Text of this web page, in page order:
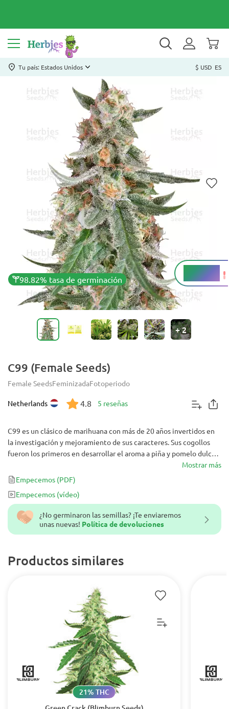
Tu país: Estados Unidos $ USD ES
98.82% tasa de germinación
15 - 20%
THC
+2
C99 (Female Seeds)
Female SeedsFeminizadaFotoperiodo
Netherlands 4.8 5 reseñas
¿No germinaron las semillas? ¡Te enviaremos
unas nuevas! Política de devoluciones
Productos similares
21% THC
C99 es un clásico de marihuana con más de 20 años invertidos en
la investigación y mejoramiento de sus caracteres. Sus cogollos
fueron los primeros en desarrollar el aroma a piña y pomelo dulce,
precursor de muchas cepas. Su efecto es eufórico y creativo, muy
clásico como buena variedad landrace.
Mostrar más
Empecemos (PDF)
Empecemos (vídeo)